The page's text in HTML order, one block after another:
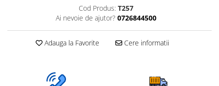
Cod Produs: T257
Ai nevoie de ajutor? 0726844500
Adauga la Favorite Cere informatii